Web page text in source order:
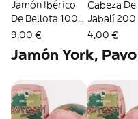
Jamón Ibérico
De Bellota 100
Gr
9,00 €
Cabeza De
Jabalí 200
4,00 €
Jamón York,